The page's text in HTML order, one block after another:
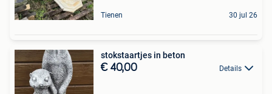
Tienen 30 jul 26
stokstaartjes in beton
€ 40,00 Details